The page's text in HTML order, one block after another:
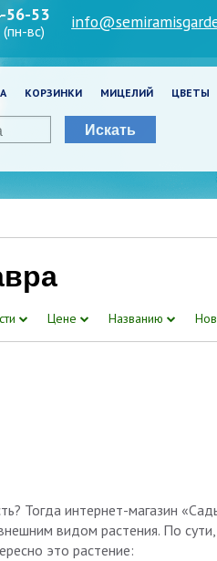
56-53
вс)
КОРЗИНКИ МИЦЕЛИЙ ЦВЕТЫ
Искать
Цене Названию
Тогда интернет-магазин
видом растения. По
это растение: